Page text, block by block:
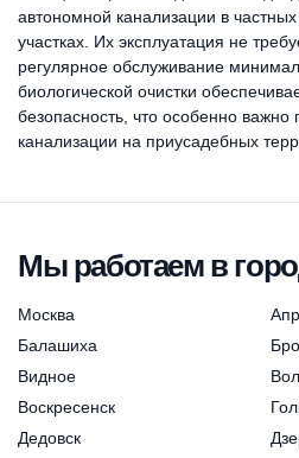
автономной канализации в
участках. Их эксплуатация не
регулярное обслуживание
биологической очистки
безопасность, что особенно важно
канализации на приусадебных
Мы работаем в
Москва
Балашиха
Видное
Воскресенск
Дедовск